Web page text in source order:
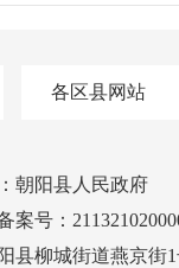
各区县网站
朝阳县人民政府
案号：
县柳城街道燕京街